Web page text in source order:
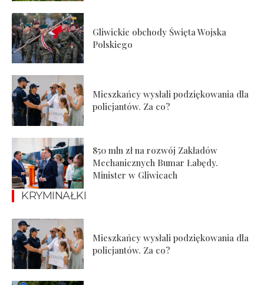
Gliwickie obchody Święta Wojska
Polskiego
Mieszkańcy wysłali podziękowania dla
policjantów. Za co?
850 mln zł na rozwój Zakładów
Mechanicznych Bumar Łabędy.
Minister w Gliwicach
KRYMINAŁKI
Mieszkańcy wysłali podziękowania dla
policjantów. Za co?